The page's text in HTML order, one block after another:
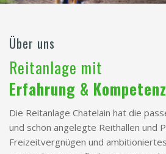
Über uns
Reitanlage mit
Erfahrung & Kompetenz
Die Reitanlage Chatelain hat die
und schön angelegte Reithallen und
Freizeitvergnügen und